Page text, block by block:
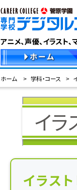
アニメ、声優、イラスト
ホーム 学科・コース
イラ
イラス